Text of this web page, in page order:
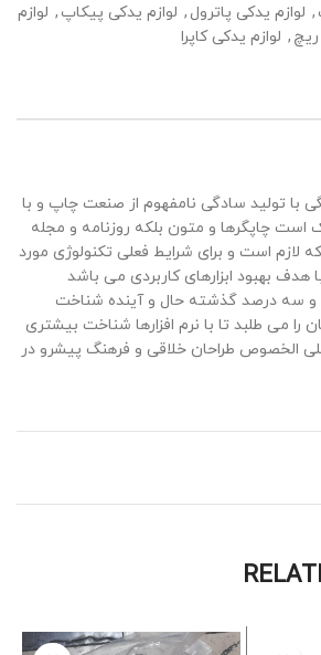
, لوازم یدکی پاترول , لوازم یدکی پیکاپ , لوازم
ریچ , لوازم یدکی کاپرا
با تولید سادگی نامفهوم از صنعت چاپ و با
است چاپگرها و متون بلکه روزنامه و مجله
لازم است و برای شرایط فعلی تکنولوژی مورد
هدف بهبود ابزارهای کاربردی می باشد
و سه درصد گذشته حال و آینده شناخت
را می طلبد تا با نرم افزارها شناخت بیشتری
علی الخصوص طراحان خلاقی و فرهنگ پیشرو در